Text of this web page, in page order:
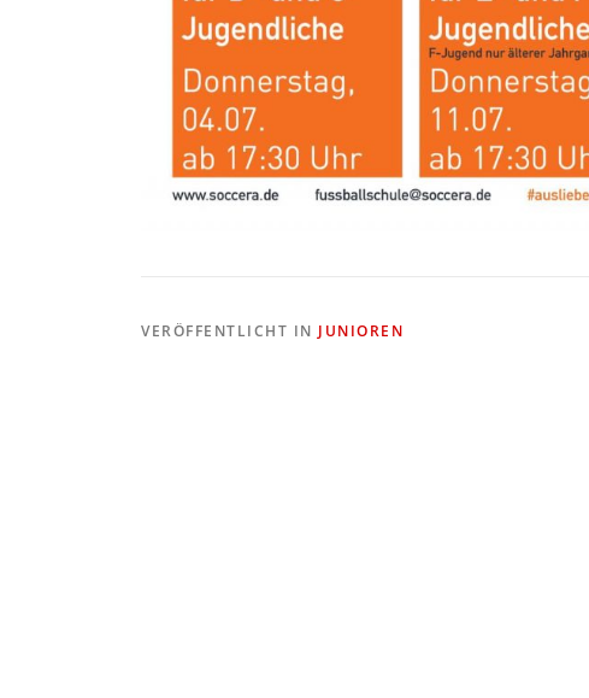
VERÖFFENTLICHT IN JUNIOREN